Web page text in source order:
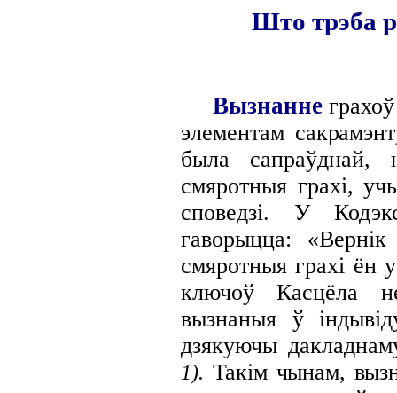
Што трэба
Вызнанне
элементам
была сапраўднай,
смяротныя грахі,
споведзі. У
гаворыцца:
смяротныя грахі ён
ключоў Касцёла
вызнаныя ў
дзякуючы
1). Такім чынам,